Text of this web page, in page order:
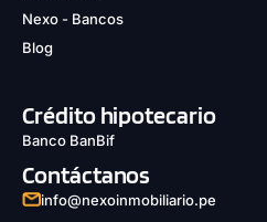
Nexo - Bancos
Blog
Crédito hipotecario
Banco BanBif
Contáctanos
info@nexoinmobiliario.pe